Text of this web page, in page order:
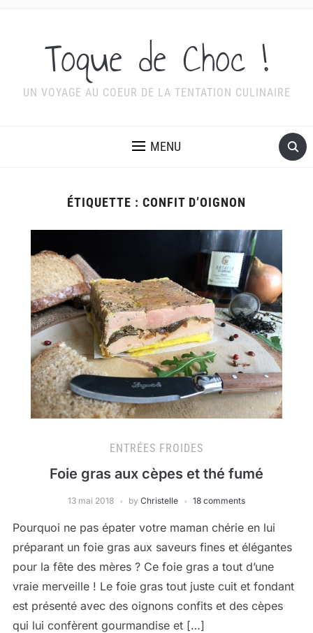
Toque de Choc !
UN VOYAGE AU COEUR DE LA TENTATION CULINAIRE
MENU
ÉTIQUETTE : CONFIT D’OIGNON
ENTRÉES FROIDES
Foie gras aux cèpes et thé fumé
13 mai 2018 by Christelle 18 comments
Pourquoi ne pas épater votre maman chérie en lui
préparant un foie gras aux saveurs fines et élégantes
pour la fête des mères ? Ce foie gras a tout d’une
vraie merveille ! Le foie gras tout juste cuit et fondant
est présenté avec des oignons confits et des cèpes
qui lui confèrent gourmandise et […]